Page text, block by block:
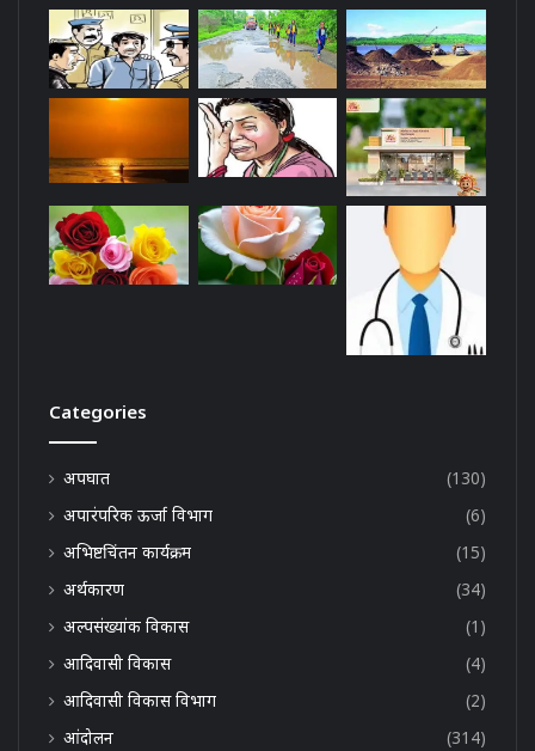
Categories
अपघात
(130)
अपारंपरिक ऊर्जा विभाग
(6)
अभिष्टचिंतन कार्यक्रम
(15)
अर्थकारण
(34)
अल्पसंख्यांक विकास
(1)
आदिवासी विकास
(4)
आदिवासी विकास विभाग
(2)
आंदोलन
(314)